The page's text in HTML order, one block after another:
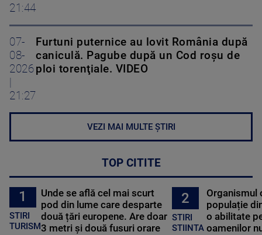
21:44
07-
08-
2026
21:27
Furtuni puternice au lovit România după
caniculă. Pagube după un Cod roşu de
ploi torenţiale. VIDEO
VEZI MAI MULTE ȘTIRI
TOP CITITE
1
STIRI
TURISM
Unde se află cel mai scurt
pod din lume care desparte
două țări europene. Are doar
3 metri și două fusuri orare
2
STIRI
STIINTA
Organismul
populație
o abilitate
oamenilor